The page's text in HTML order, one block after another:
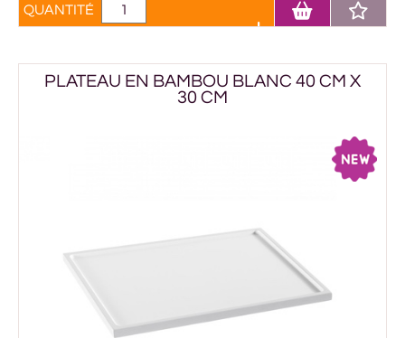
QUANTITÉ
PLATEAU EN BAMBOU BLANC 40 CM X
30 CM